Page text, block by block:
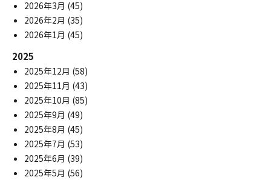
2026年3月 (45)
2026年2月 (35)
2026年1月 (45)
2025
2025年12月 (58)
2025年11月 (43)
2025年10月 (85)
2025年9月 (49)
2025年8月 (45)
2025年7月 (53)
2025年6月 (39)
2025年5月 (56)